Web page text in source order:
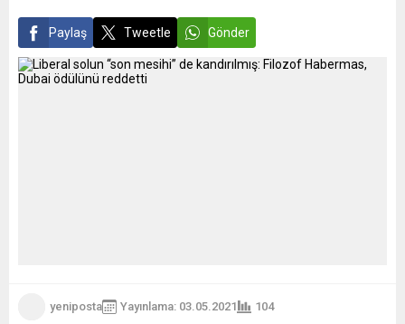
Paylaş Tweetle Gönder
yeniposta Yayınlama: 03.05.2021 104